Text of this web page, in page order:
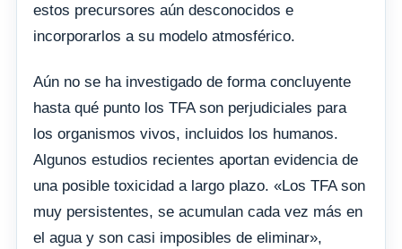
estos precursores aún desconocidos e
incorporarlos a su modelo atmosférico.
Aún no se ha investigado de forma concluyente
hasta qué punto los TFA son perjudiciales para
los organismos vivos, incluidos los humanos.
Algunos estudios recientes aportan evidencia de
una posible toxicidad a largo plazo. «Los TFA son
muy persistentes, se acumulan cada vez más en
el agua y son casi imposibles de eliminar»,